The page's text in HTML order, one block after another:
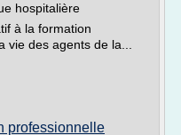
hospitalière
à la formation
des agents de la...
professionnelle